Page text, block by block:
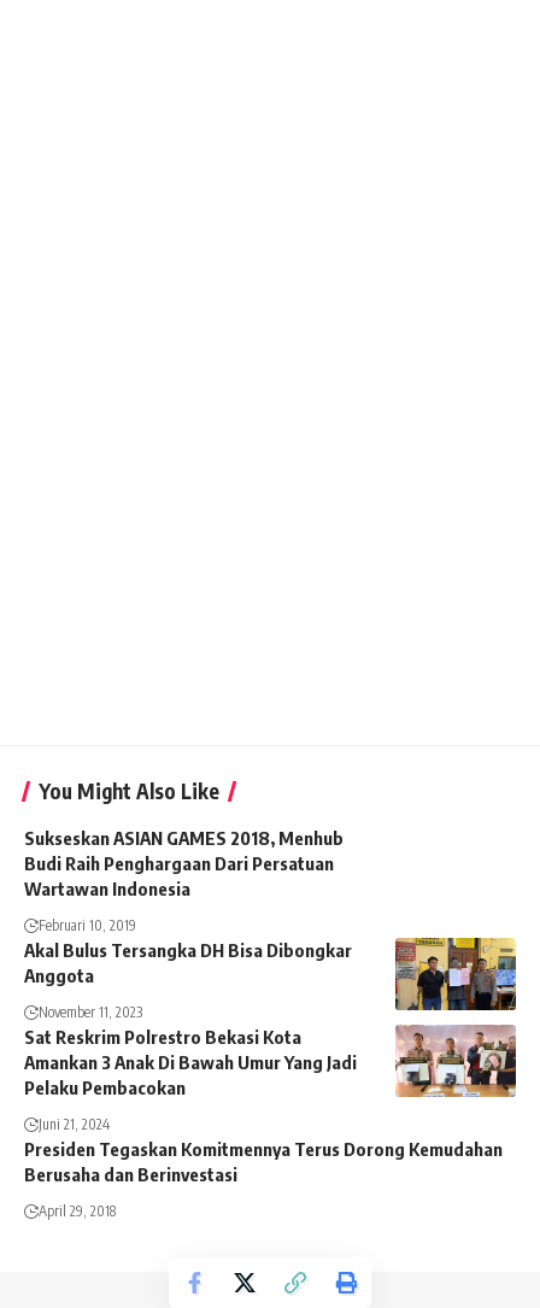
You Might Also Like
Sukseskan ASIAN GAMES 2018, Menhub
Budi Raih Penghargaan Dari Persatuan
Wartawan Indonesia
Februari 10, 2019
Akal Bulus Tersangka DH Bisa Dibongkar
Anggota
November 11, 2023
Sat Reskrim Polrestro Bekasi Kota
Amankan 3 Anak Di Bawah Umur Yang Jadi
Pelaku Pembacokan
Juni 21, 2024
Presiden Tegaskan Komitmennya Terus Dorong Kemudahan
Berusaha dan Berinvestasi
April 29, 2018